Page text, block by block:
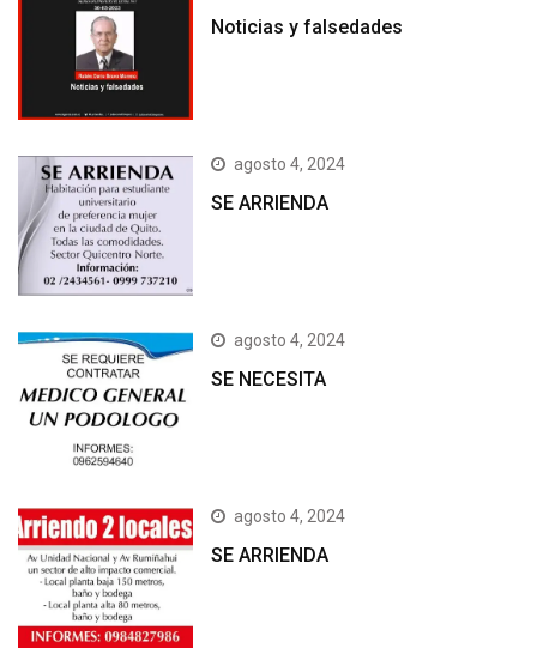
Noticias y falsedades
agosto 4, 2024
SE ARRIENDA
agosto 4, 2024
SE NECESITA
agosto 4, 2024
SE ARRIENDA